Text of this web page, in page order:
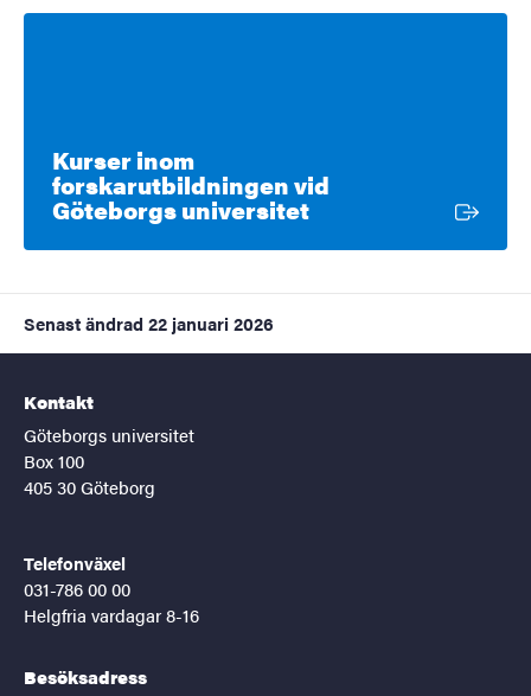
Kurser inom
forskarutbildningen vid
Göteborgs universitetExtern länk
Senast ändrad 22 januari 2026
Kontakt
Göteborgs universitet
Box 100
405 30 Göteborg
Telefonväxel
031-786 00 00
Helgfria vardagar 8-16
Besöksadress